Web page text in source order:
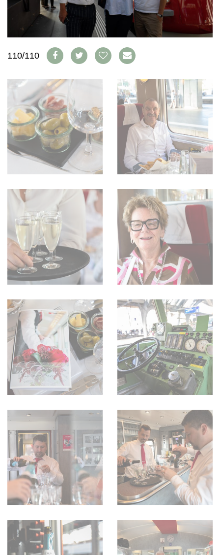
ABO
AUSGABE
ARCHIV
VORTEILSWELT
BÜCHER
WEINSZENE
PORTRAITS
ANMELDEN
AWARDS
GEWINNSPIELE
VORTEILSWELT
TRINKREIFETABELLE
WEINSUCHE
NEWSLETTER
WINE TRADE CLUB
REDAKTION
JOBS
IMPRESSUM
AGB & DATENSCHUTZ
FAQ
110/110